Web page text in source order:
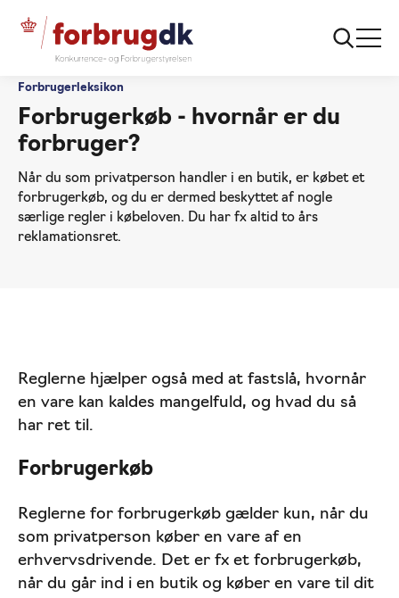
Forbrugerleksikon
Forbrugerkøb - hvornår er du
forbruger?
Når du som privatperson handler i en butik, er købet et
forbrugerkøb, og du er dermed beskyttet af nogle
særlige regler i købeloven. Du har fx altid to års
reklamationsret.
Reglerne hjælper også med at fastslå, hvornår
en vare kan kaldes mangelfuld, og hvad du så
har ret til.
Forbrugerkøb
Reglerne for forbrugerkøb gælder kun, når du
som privatperson køber en vare af en
erhvervsdrivende. Det er fx et forbrugerkøb,
når du går ind i en butik og køber en vare til dit